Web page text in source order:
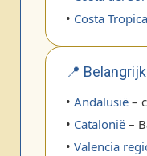
• Costa
📍
• Andalusië –
• Catalonië –
• Valencia